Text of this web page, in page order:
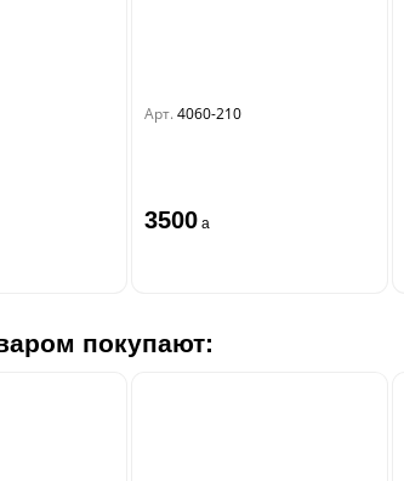
Арт. 4060-210
3500 a
покупают: